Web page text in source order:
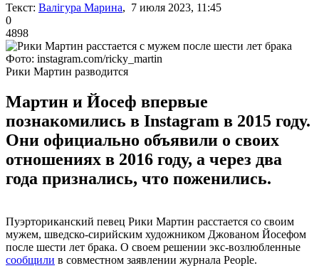
Текст: Валігура Марина, 7 июля 2023, 11:45
0
4898
Фото: instagram.com/ricky_martin
Рики Мартин разводится
Мартин и Йосеф впервые
познакомились в Instagram в 2015 году.
Они официально объявили о своих
отношениях в 2016 году, а через два
года признались, что поженились.
Пуэрториканский певец Рики Мартин расстается со своим
мужем, шведско-сирийским художником Джованом Йосефом
после шести лет брака. О своем решении экс-возлюбленные
сообщили в совместном заявлении журнала People.